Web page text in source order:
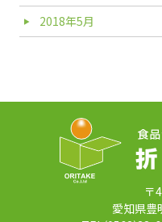
2018年5月
〒
愛知県豊